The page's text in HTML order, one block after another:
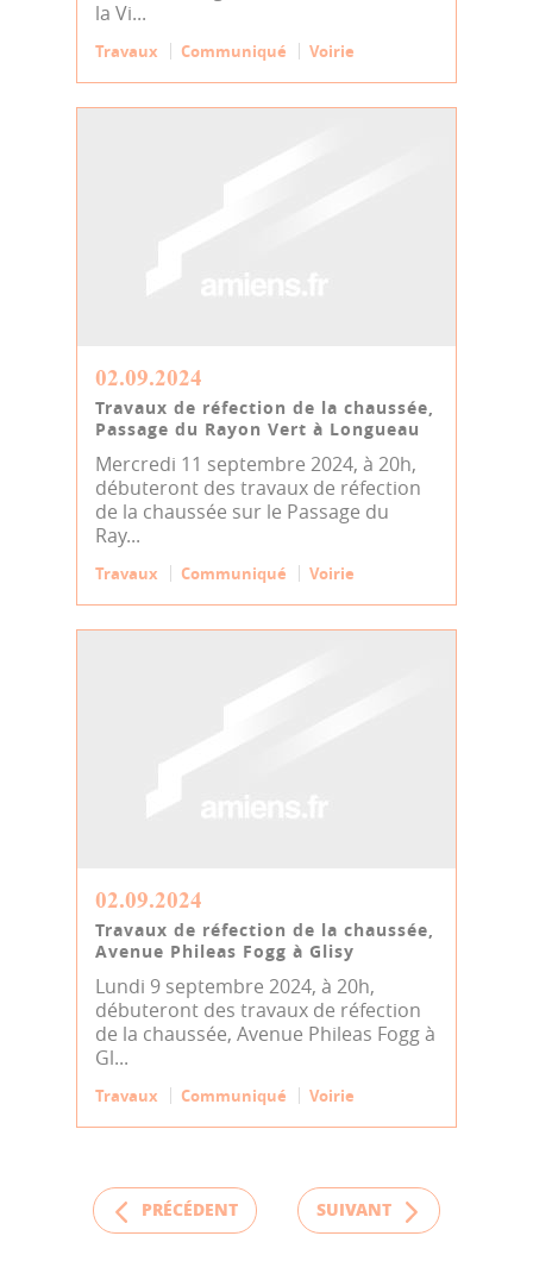
la Vi...
Travaux Communiqué Voirie
02.09.2024
Travaux de réfection de la chaussée,
Passage du Rayon Vert à Longueau
Mercredi 11 septembre 2024, à 20h,
débuteront des travaux de réfection
de la chaussée sur le Passage du
Ray...
Travaux Communiqué Voirie
02.09.2024
Travaux de réfection de la chaussée,
Avenue Phileas Fogg à Glisy
Lundi 9 septembre 2024, à 20h,
débuteront des travaux de réfection
de la chaussée, Avenue Phileas Fogg à
Gl...
Travaux Communiqué Voirie
PRÉCÉDENT SUIVANT